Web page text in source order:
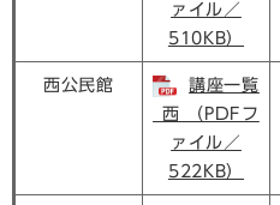
ァイル／
510KB）
西公民館
講座一覧
_西 （PDFフ
ァイル／
522KB）